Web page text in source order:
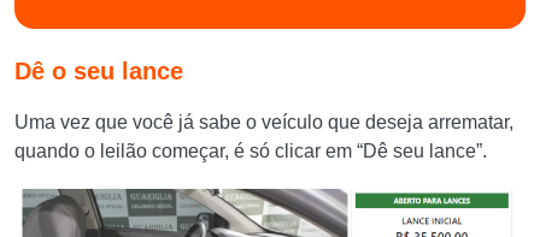
Dê o seu lance
Uma vez que você já sabe o veículo que deseja arrematar,
quando o leilão começar, é só clicar em “Dê seu lance”.